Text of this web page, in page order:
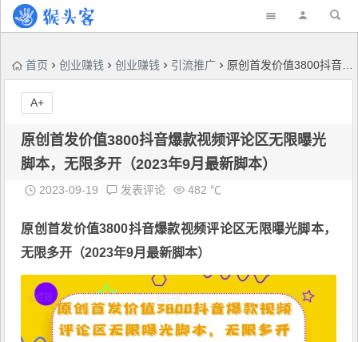
首页 创业赚钱 创业赚钱 引流推广 原创首发价值3800抖音爆款视频评论区无限曝光脚本，无限多开（2023年9月最新脚本）
原创首发价值3800抖音爆款视频评论区无限曝光
脚本，无限多开（2023年9月最新脚本）
2023-09-19 发表评论 482 ℃
原创首发价值3800抖音爆款视频评论区无限曝光脚本，
无限多开（2023年9月最新脚本）
A+